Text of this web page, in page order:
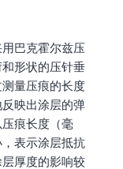
巴克霍尔兹压
形状的压针垂
量压痕的长度
映出涂层的弹
痕长度（毫
表示涂层抵抗
厚度的影响较